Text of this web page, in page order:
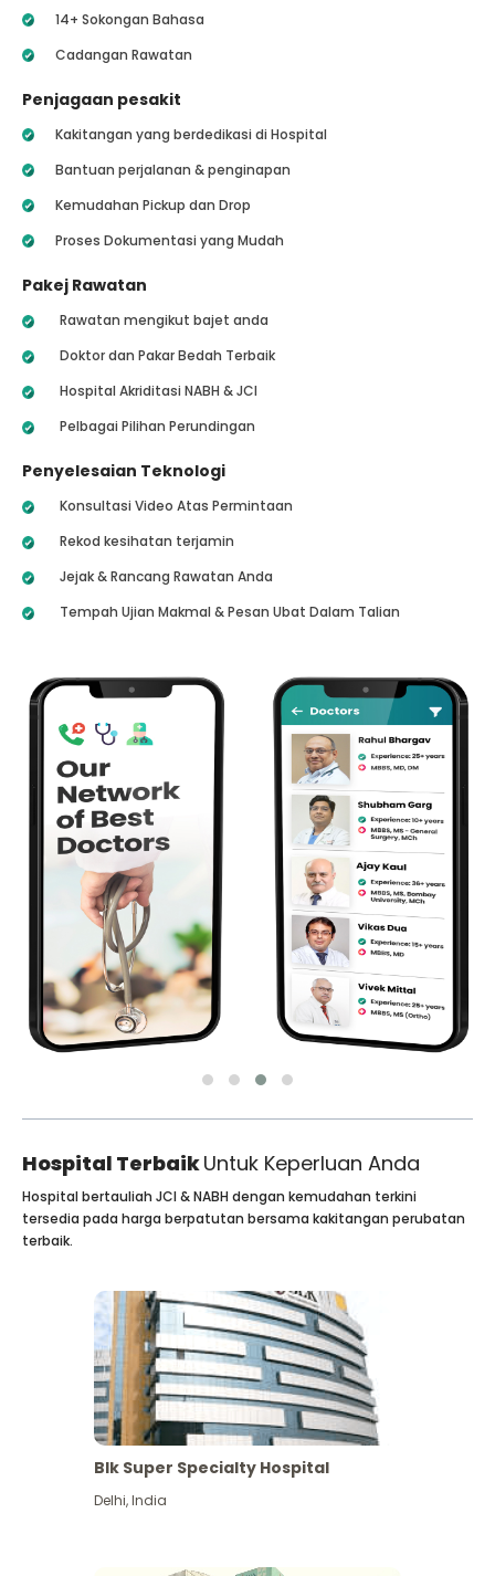
14+ Sokongan Bahasa
Cadangan Rawatan
Penjagaan pesakit
Kakitangan yang berdedikasi di Hospital
Bantuan perjalanan & penginapan
Kemudahan Pickup dan Drop
Proses Dokumentasi yang Mudah
Pakej Rawatan
Rawatan mengikut bajet anda
Doktor dan Pakar Bedah Terbaik
Hospital Akriditasi NABH & JCI
Pelbagai Pilihan Perundingan
Penyelesaian Teknologi
Konsultasi Video Atas Permintaan
Rekod kesihatan terjamin
Jejak & Rancang Rawatan Anda
Tempah Ujian Makmal & Pesan Ubat Dalam Talian
Hospital TerbaikUntuk Keperluan Anda
Hospital bertauliah JCI & NABH dengan kemudahan terkini
tersedia pada harga berpatutan bersama kakitangan perubatan
terbaik.
Blk Super Specialty Hospital
Delhi,India